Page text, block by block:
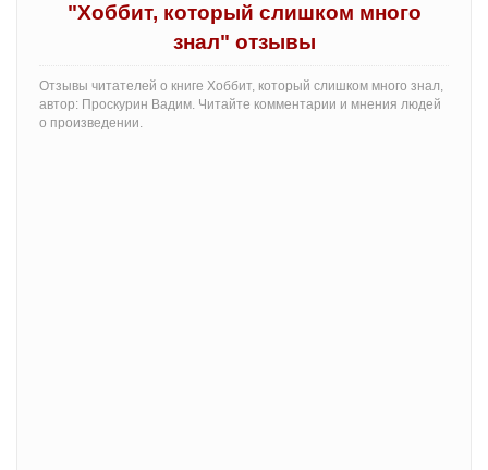
"Хоббит, который слишком много
знал" отзывы
Отзывы читателей о книге Хоббит, который слишком много знал,
автор: Проскурин Вадим. Читайте комментарии и мнения людей
о произведении.